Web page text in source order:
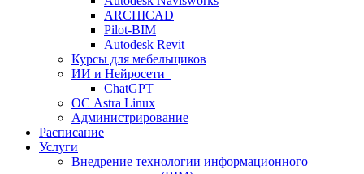
ARCHICAD
Pilot-BIM
Autodesk Revit
Курсы для мебельщиков
ИИ и Нейросети
ChatGPT
ОС Astra Linux
Администрирование
Расписание
Услуги
Внедрение технологии информационного